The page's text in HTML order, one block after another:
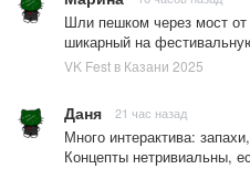
Шли пешком через мост
шикарный на
VK Fest в Казани 2025
Даня 21 час назад
Много интерактива:
Концепты нетривиальны,